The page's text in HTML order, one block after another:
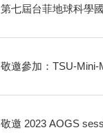
第七屆台菲地球科學
敬邀參加：TSU-Mini-
敬邀 2023 AOGS